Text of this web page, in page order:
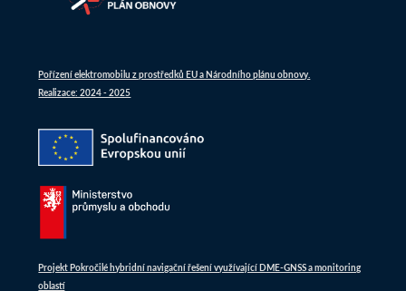
Pořízení elektromobilu z prostředků EU a Národního plánu obnovy.
Realizace: 2024 - 2025
Projekt Pokročilé hybridní navigační řešení využívající DME-GNSS a monitoring
oblastí